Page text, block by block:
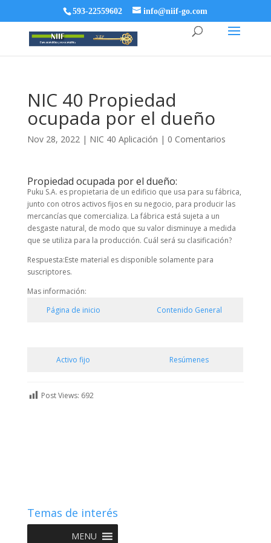
593-22559602 info@niif-go.com
NIC 40 Propiedad
ocupada por el dueño
Nov 28, 2022| NIC 40 Aplicación | 0 Comentarios
Propiedad ocupada por el dueño:
Puku S.A. es propietaria de un edificio que usa para su fábrica,
junto con otros activos fijos en su negocio, para producir las
mercancías que comercializa. La fábrica está sujeta a un
desgaste natural, de modo que su valor disminuye a medida
que se utiliza para la producción. Cuál será su clasificación?
Respuesta:Este material es disponible solamente para
suscriptores.
Mas información:
Página de inicio
Contenido General
Activo fijo Resúmenes
Post Views: 692
Temas de interés
MENU